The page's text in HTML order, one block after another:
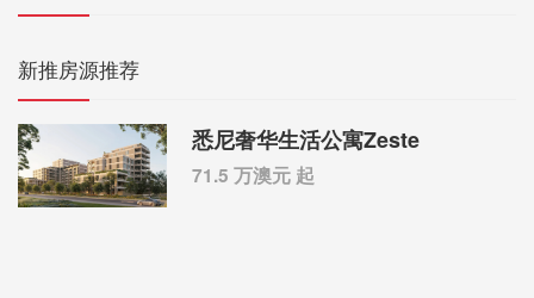
新推房源推荐
悉尼奢华生活公寓Zeste
71.5 万澳元 起